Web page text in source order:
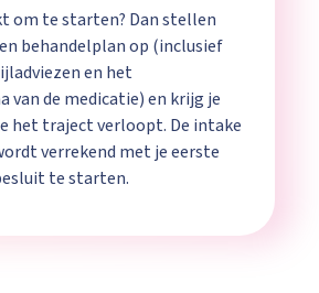
om te starten? Dan stellen
behandelplan op (inclusief
en het
van de medicatie) en krijg je
het traject verloopt. De intake
verrekend met je eerste
te starten.